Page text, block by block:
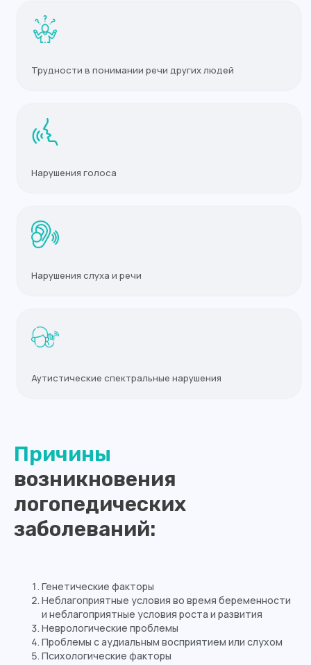
Трудности в понимании речи других людей
Нарушения голоса
Нарушения слуха и речи
Аутистические спектральные нарушения
Причины
возникновения
логопедических
заболеваний:
Генетические факторы
Неблагоприятные условия во время беременности
и неблагоприятные условия роста и развития
Неврологические проблемы
Проблемы с аудиальным восприятием или слухом
Психологические факторы
Если вы заметили любой
из перечисленных симптомов —
срочно запишитесь на приём